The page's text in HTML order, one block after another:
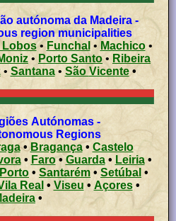
autónoma da Madeira -
region municipalities
de Lobos• Funchal• Machico•
Moniz • Porto Santo• Ribeira
• Santana• São Vicente •
-
Regions
•Bragança• Castelo
• Faro• Guarda• Leiria•
Porto • Santarém • Setúbal •
Real • Viseu• Açores •
•